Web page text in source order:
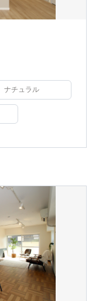
ナチュラル